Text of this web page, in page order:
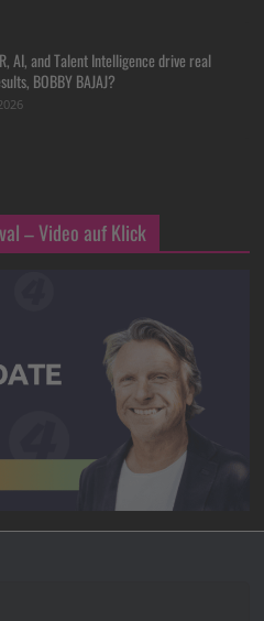
AI, and Talent Intelligence drive real
BOBBY BAJAJ?
– Video auf Klick